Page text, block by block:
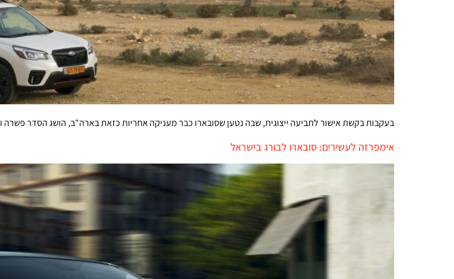
בעקבות בקשת אישור לתביעה ייצוגית, שבה נטען שסובארו כבר מעניקה אחריות כזאת בארה"ב, הושג הסדר פשרה
אימפרזה לעשירים: סובארו לבורג בישראל